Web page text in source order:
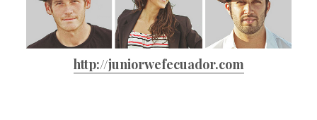
http://juniorwefecuador.com